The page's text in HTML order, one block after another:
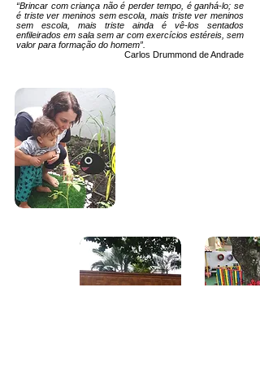
“Brincar com criança não é perder tempo, é ganhá-lo; se
é triste ver meninos sem escola, mais triste ver meninos
sem escola, mais triste ainda é vê-los sentados
enfileirados em sala sem ar com exercícios estéreis, sem
valor para formação do homem”.
Carlos Drummond de Andrade